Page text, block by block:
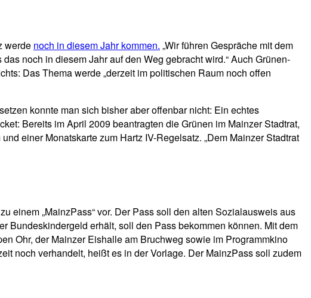
werde noch in diesem Jahr kommen. „Wir führen Gespräche mit dem
noch in diesem Jahr auf den Weg gebracht wird.“ Auch Grünen-
Das Thema werde „derzeit im politischen Raum noch offen
konnte man sich bisher aber offenbar nicht: Ein echtes
Bereits im April 2009 beantragten die Grünen im Mainzer Stadtrat,
einer Monatskarte zum Hartz IV-Regelsatz. „Dem Mainzer Stadtrat
einem „MainzPass“ vor. Der Pass soll den alten Sozialausweis aus
Bundeskindergeld erhält, soll den Pass bekommen können. Mit dem
Ohr, der Mainzer Eishalle am Bruchweg sowie im Programmkino
noch verhandelt, heißt es in der Vorlage. Der MainzPass soll zudem